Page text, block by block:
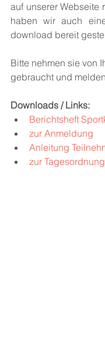
auf unserer Webseite
haben wir auch
download bereit
Bitte nehmen sie von
gebraucht und
Downloads / Links:
Berichtsheft
zur Anmeldung
Anleitung
zur Tagesordnung